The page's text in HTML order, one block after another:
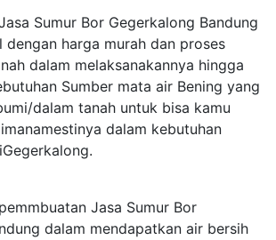
Sumur Bor Gegerkalong Bandung
dengan harga murah dan proses
dalam melaksanakannya hingga
Sumber mata air Bening yang
dalam tanah untuk bisa kamu
dalam kebutuhan
Jasa Sumur Bor
dalam mendapatkan air bersih